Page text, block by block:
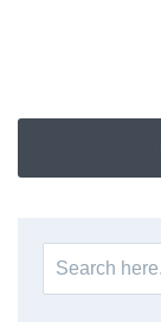
Search
for: